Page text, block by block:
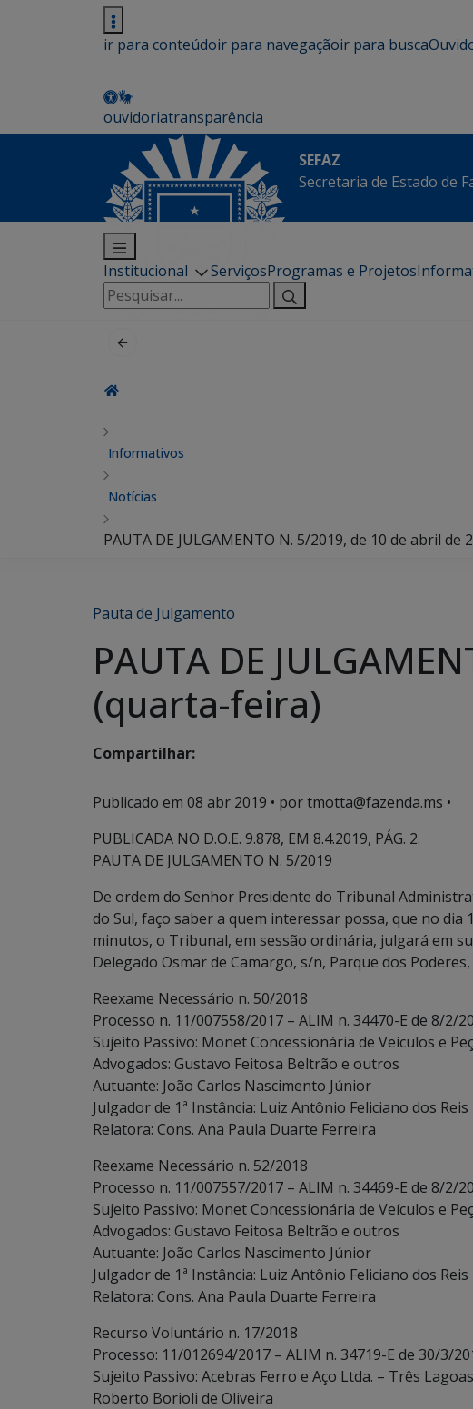
ir para conteúdoir para navegaçãoir para busca
ouvidoriatransparência
SEFAZ
Secretaria de Estado de
Institucional ServiçosProgramas e Projetos
Pesquisar
por:
Informativos
Notícias
PAUTA DE JULGAMENTO N. 5/2019, de 10 de abril de
Pauta de Julgamento
PAUTA DE
(quarta-feira)
Compartilhar:
Publicado em 08 abr 2019 • por tmotta@fazenda.ms •
PUBLICADA NO D.O.E. 9.878, EM 8.4.2019, PÁG. 2.
PAUTA DE JULGAMENTO N. 5/2019
De ordem do Senhor Presidente do Tribunal
do Sul, faço saber a quem interessar possa, que no
minutos, o Tribunal, em sessão ordinária, julgará em
Delegado Osmar de Camargo, s/n, Parque dos
Reexame Necessário n. 50/2018
Processo n. 11/007558/2017 – ALIM n. 34470-E de 8/2/
Sujeito Passivo: Monet Concessionária de Veículos e
Advogados: Gustavo Feitosa Beltrão e outros
Autuante: João Carlos Nascimento Júnior
Julgador de 1ª Instância: Luiz Antônio Feliciano dos Reis
Relatora: Cons. Ana Paula Duarte Ferreira
Reexame Necessário n. 52/2018
Processo n. 11/007557/2017 – ALIM n. 34469-E de 8/2/
Sujeito Passivo: Monet Concessionária de Veículos e
Advogados: Gustavo Feitosa Beltrão e outros
Autuante: João Carlos Nascimento Júnior
Julgador de 1ª Instância: Luiz Antônio Feliciano dos Reis
Relatora: Cons. Ana Paula Duarte Ferreira
Recurso Voluntário n. 17/2018
Processo: 11/012694/2017 – ALIM n. 34719-E de 30/3/
Sujeito Passivo: Acebras Ferro e Aço Ltda. – Três
Roberto Borioli de Oliveira